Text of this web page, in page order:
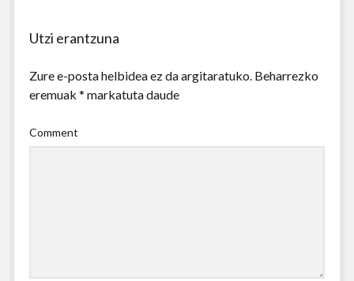
Utzi erantzuna
Zure e-posta helbidea ez da argitaratuko. Beharrezko
eremuak * markatuta daude
Comment